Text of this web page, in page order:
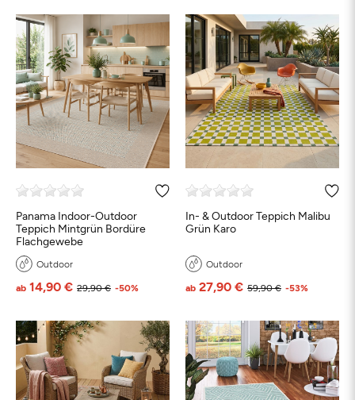
Panama Indoor-Outdoor
Teppich Mintgrün Bordüre
Flachgewebe
Outdoor
29,90 €
ab 14,90 € -50%
In- & Outdoor Teppich Malibu
Grün Karo
Outdoor
59,90 €
ab 27,90 € -53%